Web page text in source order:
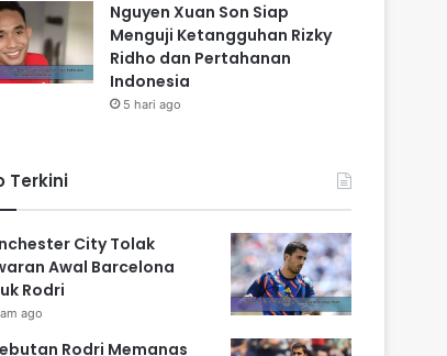
Nguyen Xuan Son Siap
Menguji Ketangguhan Rizky
Ridho dan Pertahanan
Indonesia
5 hari ago
Terkini
City Tolak
Awal Barcelona
Rodri
ago
Rodri Memanas